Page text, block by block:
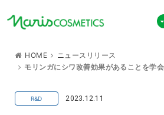
HOME
ニュースリリース
モリンガにシワ改善効果があることを学
2023.12.11